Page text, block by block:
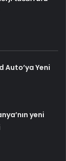
Auto’ya Yeni
yeni